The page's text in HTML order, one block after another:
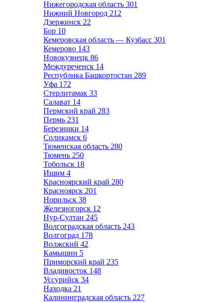
Нижегородская область 301
Нижний Новгород 212
Дзержинск 22
Бор 10
Кемеровская область — Кузбасс 301
Кемерово 143
Новокузнецк 86
Междуреченск 14
Республика Башкортостан 289
Уфа 172
Стерлитамак 33
Салават 14
Пермский край 283
Пермь 231
Березники 14
Соликамск 6
Тюменская область 280
Тюмень 250
Тобольск 18
Ишим 4
Красноярский край 280
Красноярск 201
Норильск 38
Железногорск 12
Нур-Султан 245
Волгоградская область 243
Волгоград 178
Волжский 42
Камышин 5
Приморский край 235
Владивосток 148
Уссурийск 34
Находка 21
Калининградская область 227